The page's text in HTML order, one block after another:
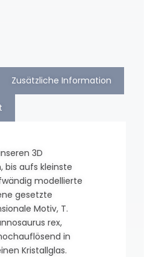
Zusätzliche Information
3D
bis aufs kleinste
modellierte
gesetzte
Motiv, T.
rex,
in
Kristallglas.